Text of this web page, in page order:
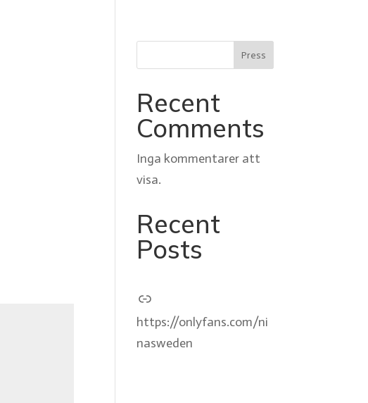
Press
Recent
Comments
Inga kommentarer att
visa.
Recent
Posts
Länk
https://onlyfans.com/ni
nasweden